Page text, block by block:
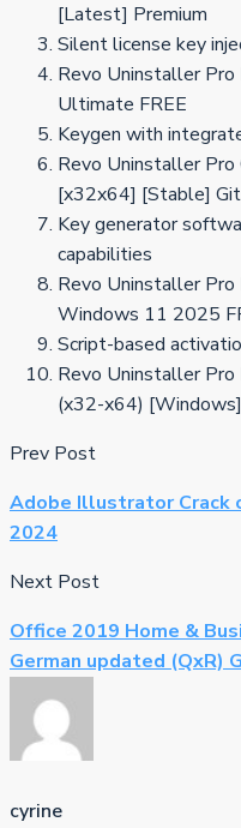
[Latest] Premium
Silent license key
Revo Uninstaller
Ultimate FREE
Keygen with
Revo Uninstaller
[x32x64] [Stable]
Key generator
capabilities
Revo Uninstaller
Windows 11 2025
Script-based
Revo Uninstaller
(x32-x64)
Prev Post
Adobe Illustrator Crack
2024
Next Post
Office 2019 Home &
German updated (QxR)
cyrine